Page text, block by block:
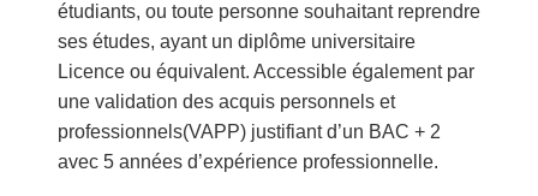
étudiants, ou toute personne souhaitant reprendre
ses études, ayant un diplôme universitaire
Licence ou équivalent. Accessible également par
une validation des acquis personnels et
professionnels(VAPP) justifiant d’un BAC + 2
avec 5 années d’expérience professionnelle.